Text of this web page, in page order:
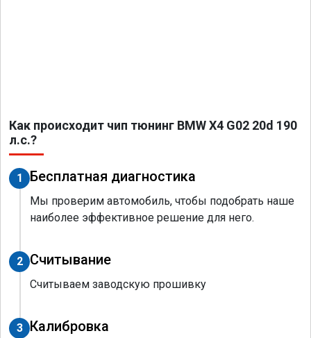
Как происходит чип тюнинг BMW X4 G02 20d 190
л.с.?
1 Бесплатная диагностика
Мы проверим автомобиль, чтобы подобрать наше
наиболее эффективное решение для него.
2 Считывание
Считываем заводскую прошивку
3 Калибровка